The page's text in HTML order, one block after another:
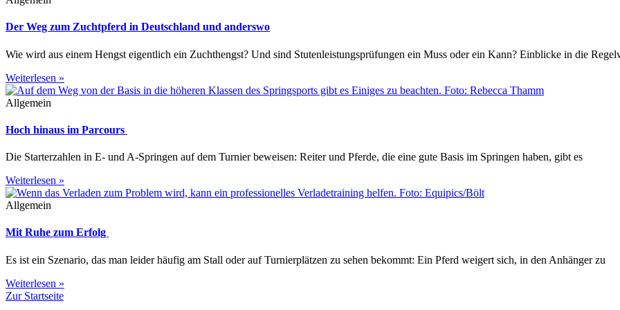
Der Weg zum Zuchtpferd in Deutschland und anderswo
Wie wird aus einem Hengst eigentlich ein Zuchthengst? Und sind Stutenleistungsprüfungen ein Muss oder ein Kann? Einblicke in die
Weiterlesen »
Allgemein
Hoch hinaus im Parcours
Die Starterzahlen in E- und A-Springen auf dem Turnier beweisen: Reiter und Pferde, die eine gute Basis im Springen haben, gibt es
Weiterlesen »
Allgemein
Mit Ruhe zum Erfolg
Es ist ein Szenario, das man leider häufig am Stall oder auf Turnierplätzen zu sehen bekommt: Ein Pferd weigert sich, in den Anhänger zu
Weiterlesen »
Zur Startseite